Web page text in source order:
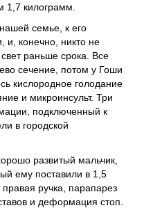
1,7 килограмм.
семье, к его
и, конечно, никто не
раньше срока. Все
сечение, потом у Гоши
кислородное голодание
и микроинсульт. Три
подключенный к
в городской
развитый мальчик,
ему поставили в 1,5
ручка, парапарез
и деформация стоп.